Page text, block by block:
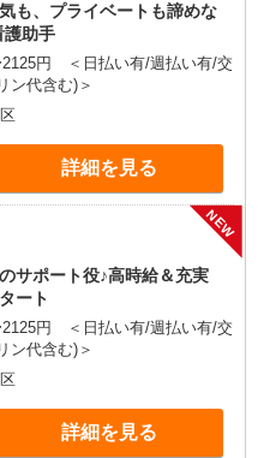
も、プライベートも諦めな
護助手
2125円 ＜日払い有/週払い有/交
ン代含む)＞
詳細を見る
NEW
サポート役♪高時給＆充実
ート
2125円 ＜日払い有/週払い有/交
ン代含む)＞
詳細を見る